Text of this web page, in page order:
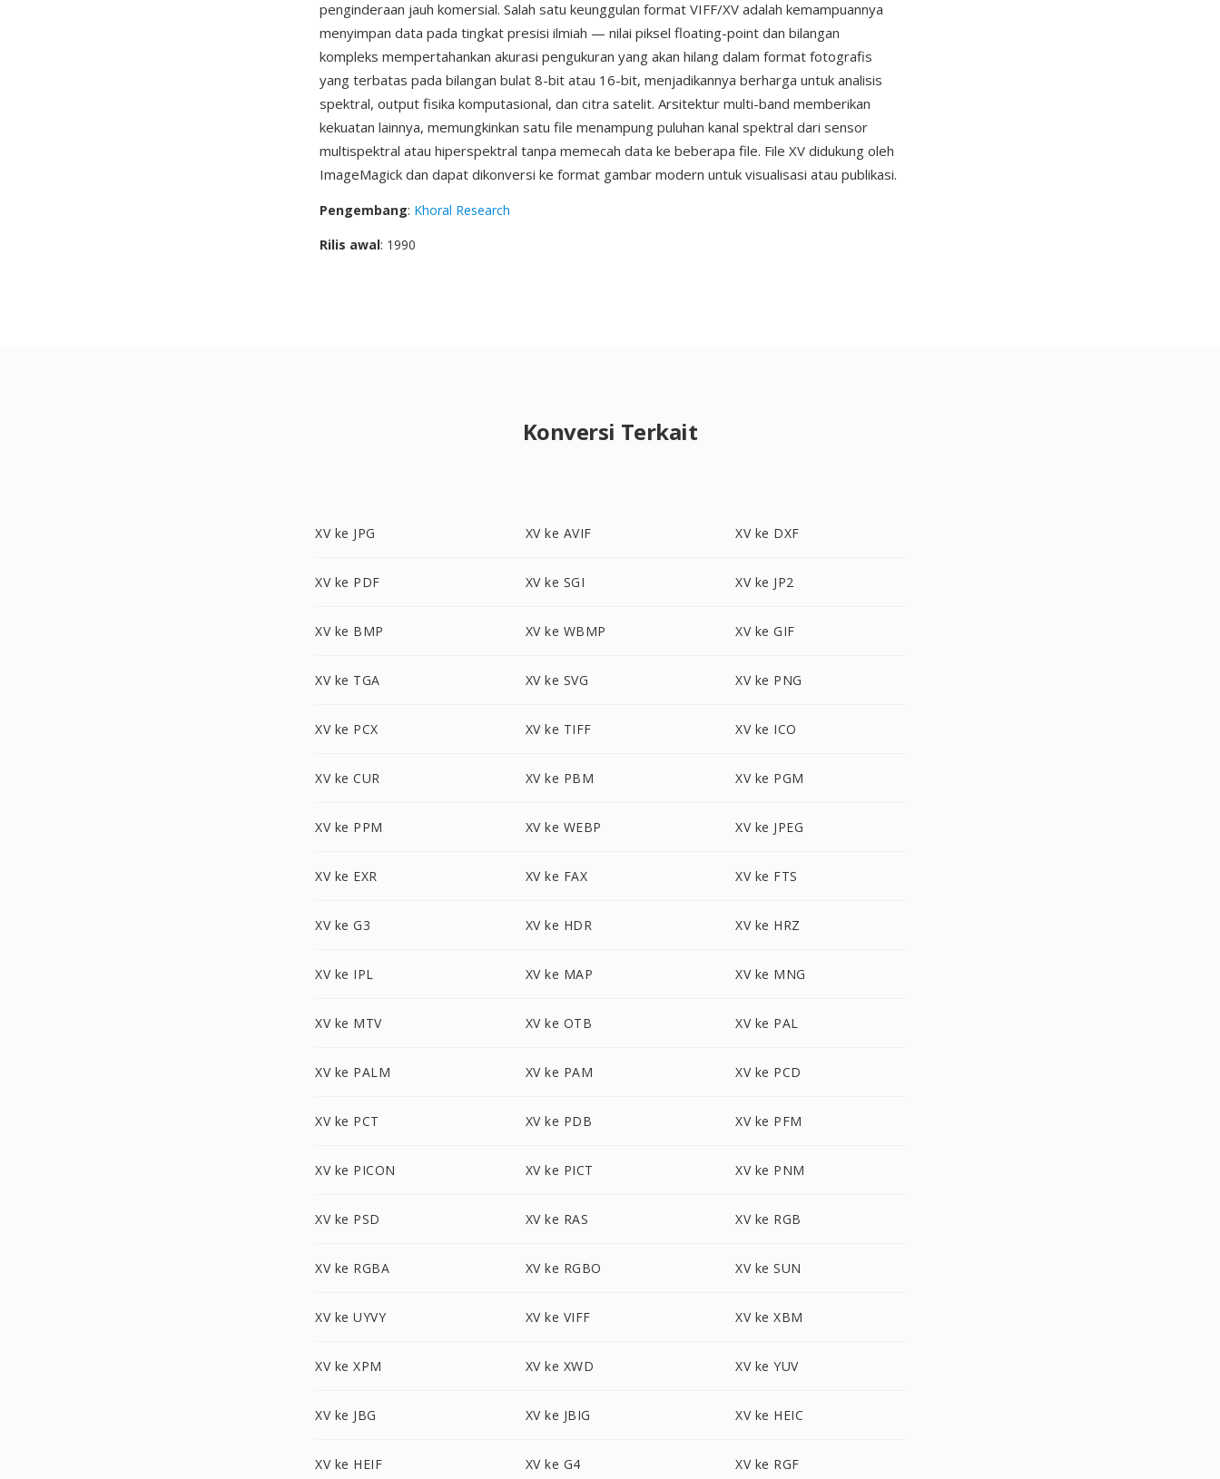
penginderaan jauh komersial. Salah satu keunggulan format VIFF/XV adalah kemampuannya
menyimpan data pada tingkat presisi ilmiah — nilai piksel floating-point dan bilangan
kompleks mempertahankan akurasi pengukuran yang akan hilang dalam format fotografis
yang terbatas pada bilangan bulat 8-bit atau 16-bit, menjadikannya berharga untuk analisis
spektral, output fisika komputasional, dan citra satelit. Arsitektur multi-band memberikan
kekuatan lainnya, memungkinkan satu file menampung puluhan kanal spektral dari sensor
multispektral atau hiperspektral tanpa memecah data ke beberapa file. File XV didukung oleh
ImageMagick dan dapat dikonversi ke format gambar modern untuk visualisasi atau publikasi.
Pengembang: Khoral Research
Rilis awal: 1990
Konversi Terkait
XV ke JPG XV ke AVIF XV ke DXF
XV ke PDF XV ke SGI XV ke JP2
XV ke BMP XV ke WBMP XV ke GIF
XV ke TGA XV ke SVG XV ke PNG
XV ke PCX XV ke TIFF XV ke ICO
XV ke CUR XV ke PBM XV ke PGM
XV ke PPM XV ke WEBP XV ke JPEG
XV ke EXR XV ke FAX XV ke FTS
XV ke G3 XV ke HDR XV ke HRZ
XV ke IPL XV ke MAP XV ke MNG
XV ke MTV XV ke OTB XV ke PAL
XV ke PALM XV ke PAM XV ke PCD
XV ke PCT XV ke PDB XV ke PFM
XV ke PICON XV ke PICT XV ke PNM
XV ke PSD XV ke RAS XV ke RGB
XV ke RGBA XV ke RGBO XV ke SUN
XV ke UYVY XV ke VIFF XV ke XBM
XV ke XPM XV ke XWD XV ke YUV
XV ke JBG XV ke JBIG XV ke HEIC
XV ke HEIF XV ke G4 XV ke RGF